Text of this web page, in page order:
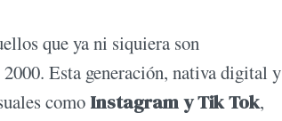
que ya ni siquiera son
Esta generación, nativa digital y
como Instagram y Tik Tok,